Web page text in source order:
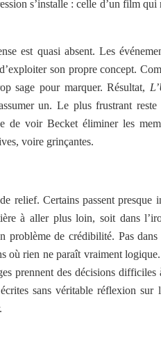
s’installe : celle d’un film qui
est quasi absent. Les
son propre concept.
sage pour marquer. Résultat,
un. Le plus frustrant
de voir Becket éliminer les
voire grinçantes.
relief. Certains passent presque
à aller plus loin, soit dans
problème de crédibilité. Pas
où rien ne paraît vraiment
prennent des décisions difficiles
sans véritable réflexion sur